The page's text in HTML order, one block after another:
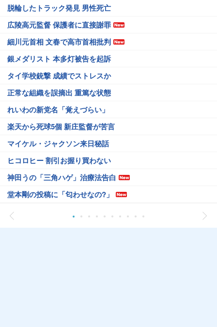
脱輪したトラック発見 男性死亡
広陵高元監督 保護者に直接謝罪
細川元首相 文春で高市首相批判
銀メダリスト 本多灯被告を起訴
タイ学校銃撃 成績でストレスか
正常な組織を誤摘出 重篤な状態
れいわの新党名「覚えづらい」
楽天から死球5個 新庄監督が苦言
マイケル・ジャクソン来日秘話
ヒコロヒー 割引お握り買わない
神田うの「三角ハゲ」治療法告白
堂本剛の投稿に「匂わせなの?」